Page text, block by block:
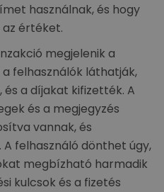
használnak, és hogy
értéket.
megjelenik a
felhasználók láthatják,
a díjakat kifizették. A
és a megjegyzés
vannak, és
felhasználó dönthet úgy,
megbízható harmadik
kulcsok és a fizetés